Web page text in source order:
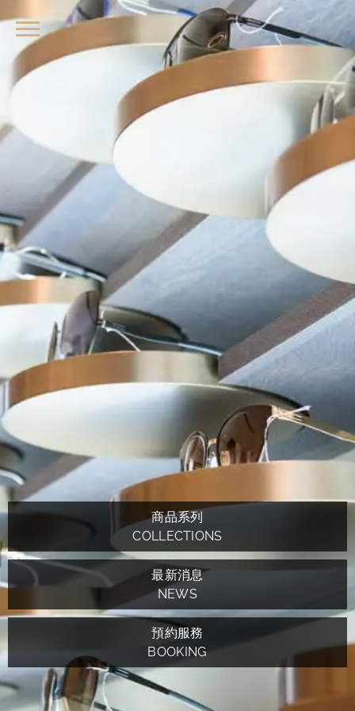
品牌眼鏡、精品墨鏡、名牌太陽眼
商品系列
COLLECTIONS
最新消息
NEWS
預約服務
BOOKING